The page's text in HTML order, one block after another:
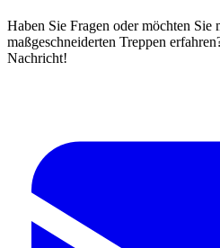
Haben Sie Fragen oder möchten Sie
maßgeschneiderten Treppen
Nachricht!